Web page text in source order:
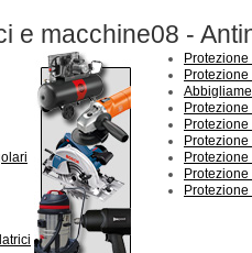
e macchine08 -
Protezione